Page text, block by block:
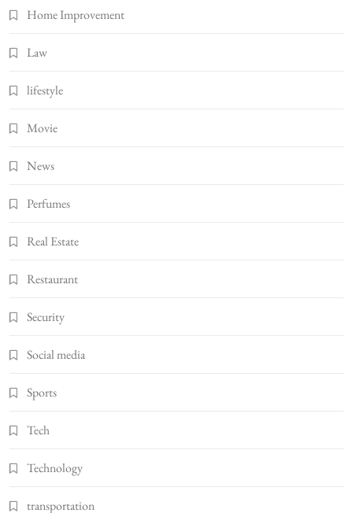
Home Improvement
Law
lifestyle
Movie
News
Perfumes
Real Estate
Restaurant
Security
Social media
Sports
Tech
Technology
transportation